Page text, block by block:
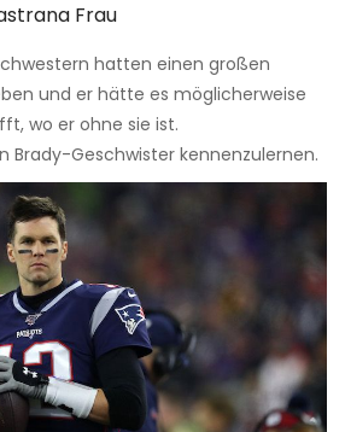
Frau
hatten einen großen
und er hätte es möglicherweise
wo er ohne sie ist.
Brady-Geschwister kennenzulernen.